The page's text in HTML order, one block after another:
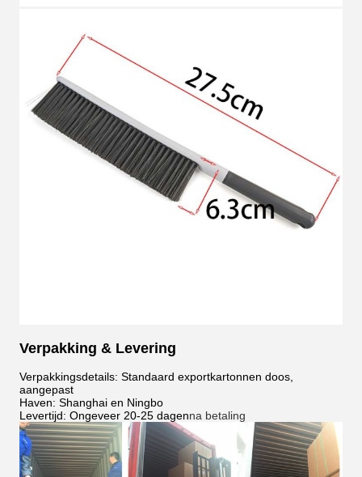
Verpakking & Levering
Verpakkingsdetails: Standaard exportkartonnen doos,
aangepast
Haven: Shanghai en Ningbo
Levertijd: Ongeveer 20-25 dagenna betaling